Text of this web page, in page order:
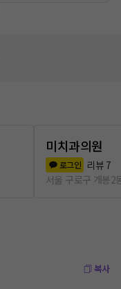
미치과의원
로그인 리뷰 7
서울 구로구 개봉2
복사